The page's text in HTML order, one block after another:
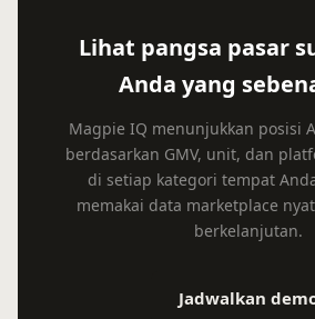
Lihat pangsa pasar
Anda yang
Magpie IQ menunjukkan posisi
berdasarkan GMV, unit, dan
di setiap kategori tempat
memakai data marketplace
berkelanjutan.
Jadwalkan